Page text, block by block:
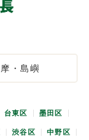
・島嶼
台東区 墨田区
渋谷区 中野区